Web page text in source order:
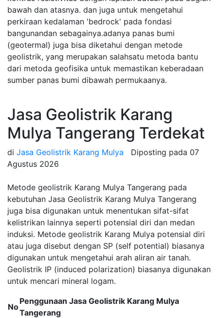
bawah dan atasnya. dan juga untuk mengetahui
perkiraan kedalaman 'bedrock' pada fondasi
bangunandan sebagainya.adanya panas bumi
(geotermal) juga bisa diketahui dengan metode
geolistrik, yang merupakan salahsatu metoda bantu
dari metoda geofisika untuk memastikan keberadaan
sumber panas bumi dibawah permukaanya.
Jasa Geolistrik Karang
Mulya Tangerang Terdekat
di Jasa Geolistrik Karang Mulya Diposting pada 07
Agustus 2026
Metode geolistrik Karang Mulya Tangerang pada
kebutuhan Jasa Geolistrik Karang Mulya Tangerang
juga bisa digunakan untuk menentukan sifat-sifat
kelistrikan lainnya seperti potensial diri dan medan
induksi. Metode geolistrik Karang Mulya potensial diri
atau juga disebut dengan SP (self potential) biasanya
digunakan untuk mengetahui arah aliran air tanah.
Geolistrik IP (induced polarization) biasanya digunakan
untuk mencari mineral logam.
No
Penggunaan Jasa Geolistrik Karang Mulya
Tangerang